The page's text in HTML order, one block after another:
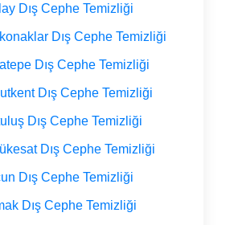
Dış Cephe Temizliği
Dış Cephe Temizliği
Dış Cephe Temizliği
Dış Cephe Temizliği
Dış Cephe Temizliği
Dış Cephe Temizliği
Dış Cephe Temizliği
Dış Cephe Temizliği